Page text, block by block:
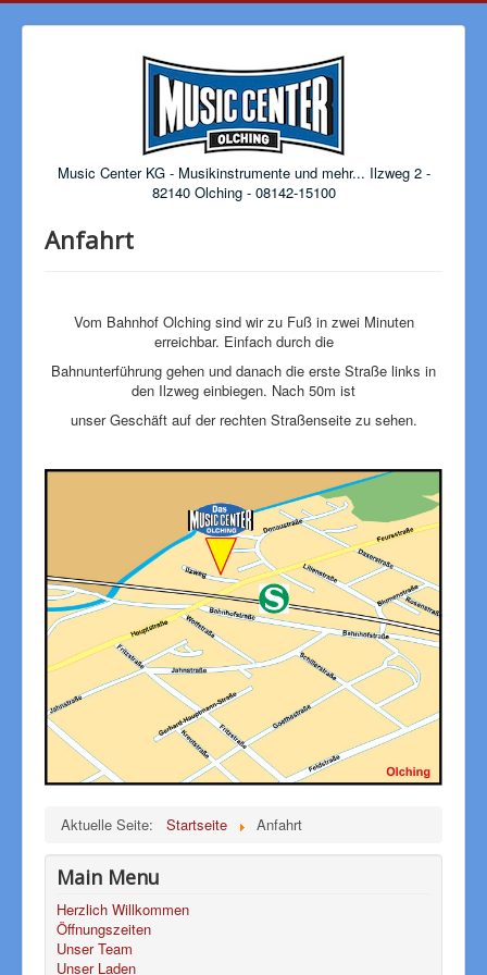
Music Center KG - Musikinstrumente und mehr... Ilzweg 2 -
82140 Olching - 08142-15100
Anfahrt
Vom Bahnhof Olching sind wir zu Fuß in zwei Minuten
erreichbar. Einfach durch die
Bahnunterführung gehen und danach die erste Straße links in
den Ilzweg einbiegen. Nach 50m ist
unser Geschäft auf der rechten Straßenseite zu sehen.
Aktuelle Seite: Startseite Anfahrt
Main Menu
Herzlich Willkommen
Öffnungszeiten
Unser Team
Unser Laden